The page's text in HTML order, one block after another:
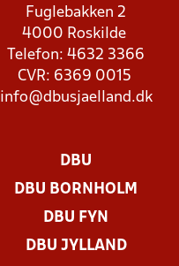
Fuglebakken 2
4000 Roskilde
Telefon: 4632 3366
CVR: 6369 0015
info@dbusjaelland.dk
DBU
DBU BORNHOLM
DBU FYN
DBU JYLLAND